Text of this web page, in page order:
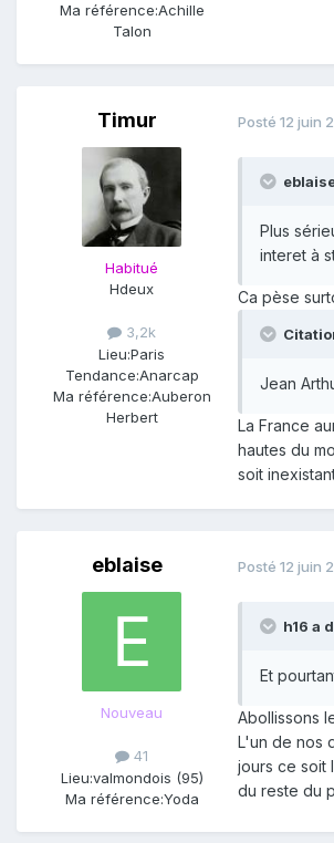
Ma référence:Achille
Talon
Timur
Habitué
Hdeux
3,2k
Lieu:Paris
Tendance:Anarcap
Ma référence:Auberon
Herbert
Posté 12 juin
Plus
interet à
Ca pèse
Jean
La France
hautes du
soit
eblaise
Nouveau
41
Lieu:valmondois (95)
Ma référence:Yoda
Posté 12 juin
h16 a
Et
Abollissons
L'un de nos
jours ce soit
du reste du